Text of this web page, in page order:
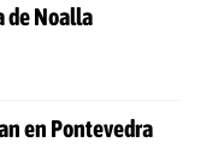
de Noalla
en Pontevedra